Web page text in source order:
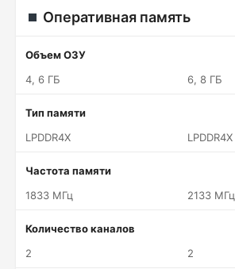
Оперативная память
Объем ОЗУ
4, 6 ГБ
6, 8 ГБ
Тип памяти
LPDDR4X
LPDDR4X
Частота памяти
1833 МГц
2133 МГц
Количество каналов
2
2